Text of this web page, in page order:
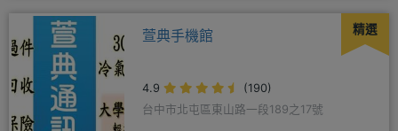
精選
萱典手機館
4.9
(190)
台中市北屯區東山路一段189之17號